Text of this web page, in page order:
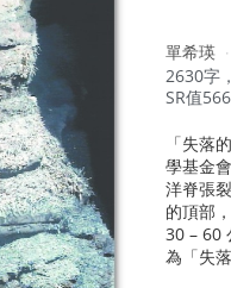
作
者：
單希瑛
2630字
SR值
「失落
學基金
洋脊張
的頂部
30 – 60
為「失